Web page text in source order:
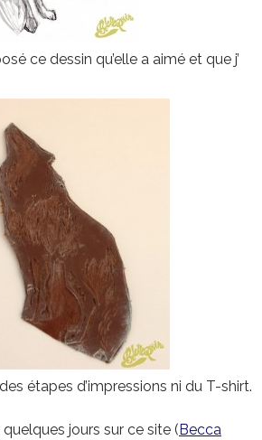
ce dessin qu’elle a aimé et que j’
des étapes d’impressions ni du T-shirt.
jours sur ce site ( Becca